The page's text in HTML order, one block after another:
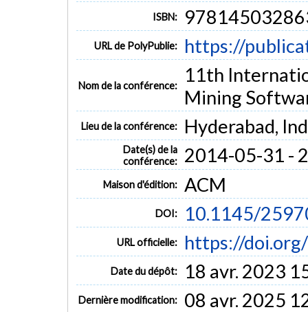
ISBN:
URL de PolyPublie: https://
Nom de la conférence:
11th
Mining
Lieu de la conférence: Hyderabad,
Date(s) de la
conférence:
2014-05-31 -
Maison d'édition: ACM
DOI: 10.1145/
URL officielle: https://
Date du dépôt: 18 avr. 2023
Dernière modification: 08 avr. 2025